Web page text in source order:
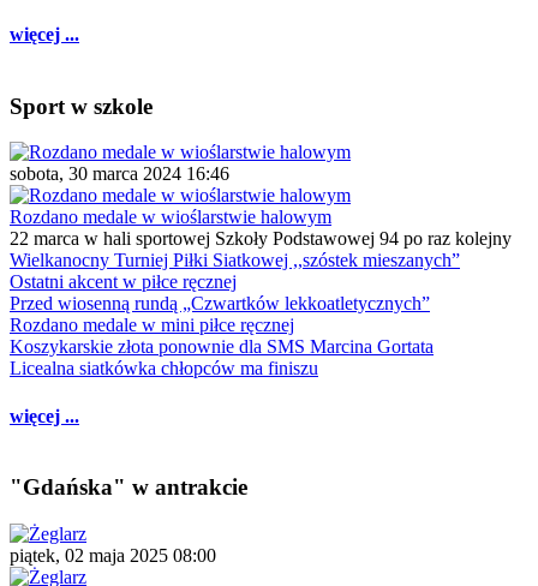
więcej ...
Sport w szkole
sobota, 30 marca 2024 16:46
Rozdano medale w wioślarstwie halowym
22 marca w hali sportowej Szkoły Podstawowej 94 po raz kolejny
Wielkanocny Turniej Piłki Siatkowej ,,szóstek mieszanych”
Ostatni akcent w piłce ręcznej
Przed wiosenną rundą „Czwartków lekkoatletycznych”
Rozdano medale w mini piłce ręcznej
Koszykarskie złota ponownie dla SMS Marcina Gortata
Licealna siatkówka chłopców ma finiszu
więcej ...
"Gdańska" w antrakcie
piątek, 02 maja 2025 08:00